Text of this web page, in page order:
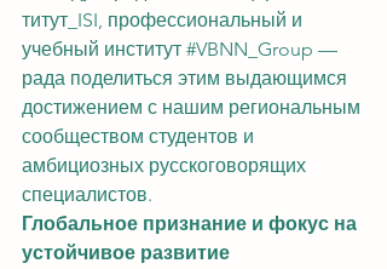
титут_ISI, профессиональный и
учебный институт #VBNN_Group —
рада поделиться этим выдающимся
достижением с нашим региональным
сообществом студентов и
амбициозных русскоговорящих
специалистов.
Глобальное признание и фокус на
устойчивое развитие